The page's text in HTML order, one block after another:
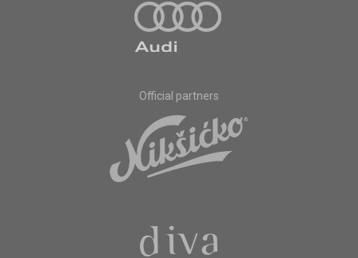
Official partners